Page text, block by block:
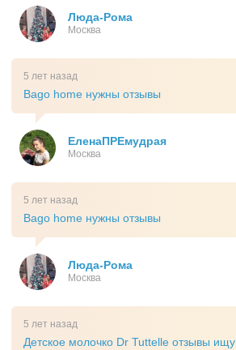
Люда-Рома
Москва
5 лет назад
Bago home нужны отзывы
ЕленаПРЕмудрая
Москва
5 лет назад
Bago home нужны отзывы
Люда-Рома
Москва
5 лет назад
Детское молочко Dr Tuttelle отзывы ищу